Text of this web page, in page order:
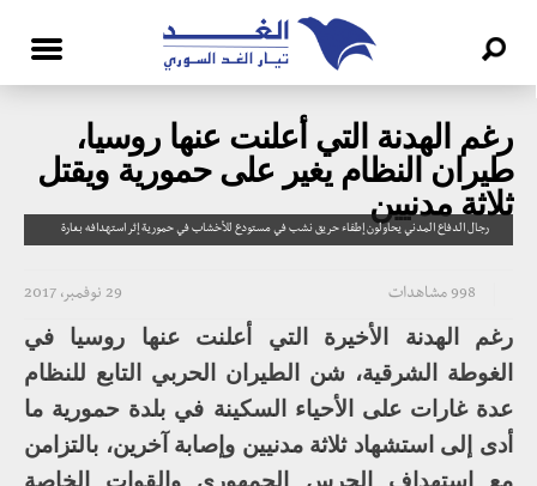
رغم الهدنة التي أعلنت عنها روسيا،
طيران النظام يغير على حمورية ويقتل
ثلاثة مدنيين
رجال الدفاع المدني يحاولون إطفاء حريق نشب في مستودع للأخشاب في حمورية إثر استهدافه بغارة
29 نوفمبر، 2017 998 مشاهدات
رغم الهدنة الأخيرة التي أعلنت عنها روسيا في
الغوطة الشرقية، شن الطيران الحربي التابع للنظام
عدة غارات على الأحياء السكينة في بلدة حمورية ما
أدى إلى استشهاد ثلاثة مدنيين وإصابة آخرين، بالتزامن
مع استهداف الحرس الجمهوري والقوات الخاصة